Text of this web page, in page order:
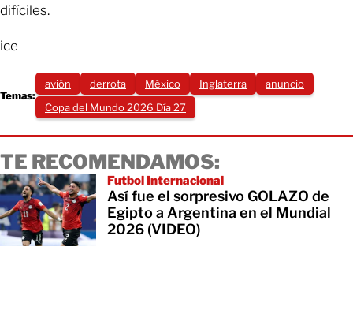
difíciles.
ice
Temas:
avión derrota México Inglaterra
anuncio
Copa del Mundo 2026 Día 27
TE RECOMENDAMOS:
Futbol Internacional
Así fue el sorpresivo GOLAZO de
Egipto a Argentina en el Mundial
2026 (VIDEO)